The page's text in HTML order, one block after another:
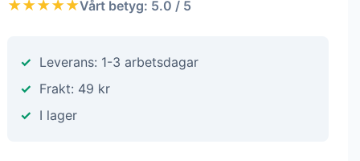
★★★★★Vårt betyg: 5.0 / 5
Leverans: 1-3 arbetsdagar
Frakt: 49 kr
I lager